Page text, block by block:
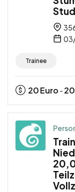
Trainee
20Euro - 20